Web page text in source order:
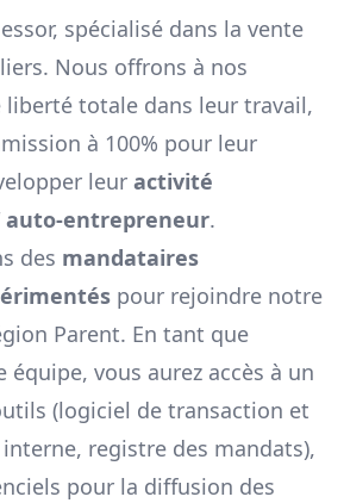
spécialisé dans la vente
Nous offrons à nos
liberté totale dans leur travail,
à 100% pour leur
leur activité
entrepreneur.
des mandataires
pour rejoindre notre
Parent. En tant que
vous aurez accès à un
(logiciel de transaction et
registre des mandats),
pour la diffusion des